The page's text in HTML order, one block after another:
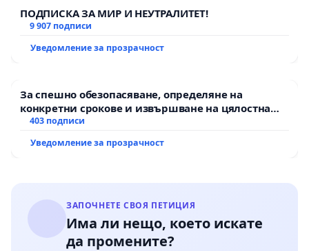
ПОДПИСКА ЗА МИР И НЕУТРАЛИТЕТ!
9 907 подписи
Уведомление за прозрачност
За спешно обезопасяване, определяне на
конкретни срокове и извършване на цялостна
рехабилитация на републиканския път между
Мирово - к.к. Момин проход
403 подписи
Уведомление за прозрачност
ЗАПОЧНЕТЕ СВОЯ ПЕТИЦИЯ
Има ли нещо, което искате
да промените?